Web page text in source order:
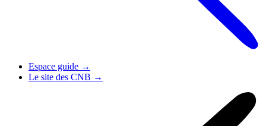
Espace guide →
Le site des CNB →